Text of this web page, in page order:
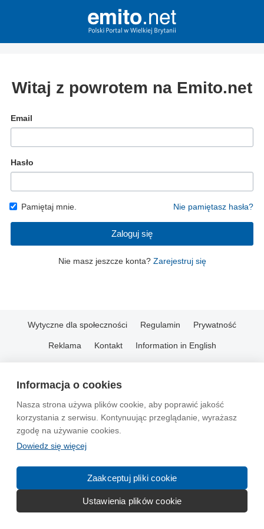
Informacja o cookies
Nasza strona używa plików cookie, aby poprawić jakość
korzystania z serwisu. Kontynuując przeglądanie, wyrażasz
zgodę na używanie cookies.
Dowiedz się więcej
Zaakceptuj pliki cookie
Ustawienia plików cookie
Witaj z powrotem na Emito.net
Email
Hasło
Pamiętaj mnie. Nie pamiętasz hasła?
Zaloguj się
Nie masz jeszcze konta? Zarejestruj się
Wytyczne dla społeczności Regulamin Prywatność
Reklama Kontakt Information in English